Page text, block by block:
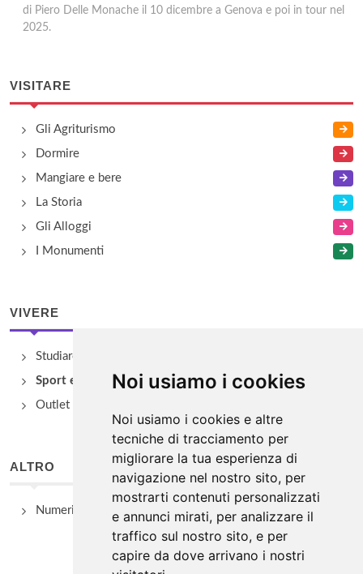
Noi usiamo i cookies
Noi usiamo i cookies e altre
tecniche di tracciamento per
migliorare la tua esperienza di
navigazione nel nostro sito, per
mostrarti contenuti personalizzati
e annunci mirati, per analizzare il
traffico sul nostro sito, e per
capire da dove arrivano i nostri
di Piero Delle Monache il 10 dicembre a Genova e poi in tour nel
2025.
VISITARE
Gli Agriturismo
Dormire
Mangiare e bere
La Storia
Gli Alloggi
I Monumenti
VIVERE
Studiare
Sport e Benessere
Outlet e spacci aziendali
ALTRO
Numeri Utili